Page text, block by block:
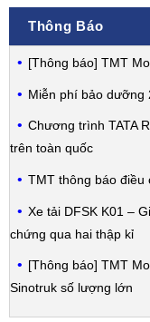
Thông Báo
[Thông báo] TMT
Miễn phí bảo dưỡng
Chương trình TATA
trên toàn quốc
TMT thông báo điều
Xe tải DFSK K01 –
chứng qua hai thập kỉ
[Thông báo] TMT
Sinotruk số lượng lớn